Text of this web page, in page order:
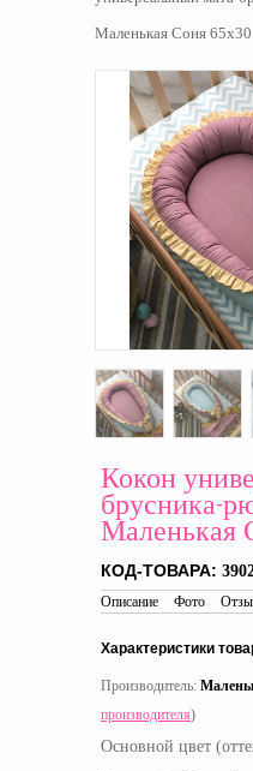
Маленькая Соня 65x30
Кокон
брусника-
Маленькая
КОД-ТОВАРА:
Описание Фото
Характеристики
Производитель:
производителя)
Основной цвет